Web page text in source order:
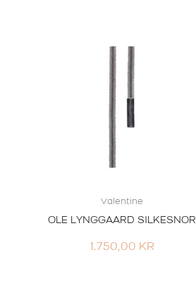
Valentine
OLE LYNGGAARD SILKESNOR
1.750,00 KR